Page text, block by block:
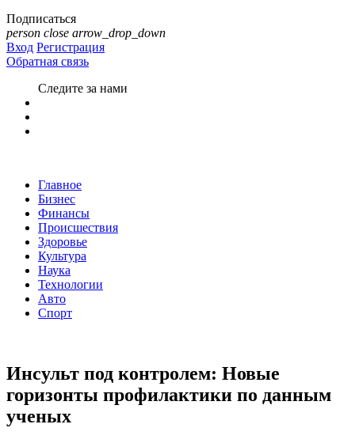
Подписаться
person close arrow_drop_down
Вход Регистрация
Обратная связь
Следите за нами
Главное
Бизнес
Финансы
Происшествия
Здоровье
Культура
Наука
Технологии
Авто
Спорт
Инсульт под контролем: Новые
горизонты профилактики по данным
ученых